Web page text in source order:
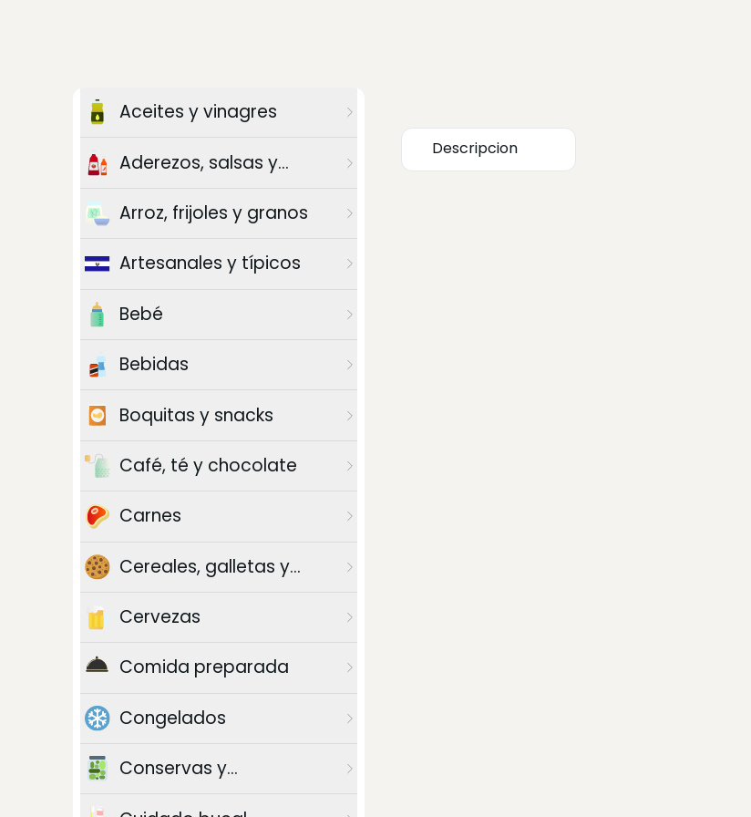
Aceites y vinagres
Aderezos, salsas y
Arroz, frijoles y granos
Artesanales y típicos
Bebé
Bebidas
Boquitas y snacks
Café, té y chocolate
Carnes
Cereales, galletas y
Cervezas
Comida preparada
Congelados
Conservas y
Descripcion